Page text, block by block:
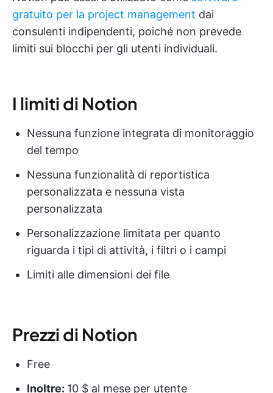
gratuito per la project management dai
consulenti indipendenti, poiché non prevede
limiti sui blocchi per gli utenti individuali.
I limiti di Notion
Nessuna funzione integrata di monitoraggio
del tempo
Nessuna funzionalità di reportistica
personalizzata e nessuna vista
personalizzata
Personalizzazione limitata per quanto
riguarda i tipi di attività, i filtri o i campi
Limiti alle dimensioni dei file
Prezzi di Notion
Free
Inoltre: 10 $ al mese per utente